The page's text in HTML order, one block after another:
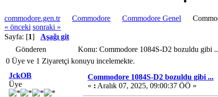
commodore.gen.tr Commodore Commodore Genel
« önceki sonraki »
Sayfa: [1] Aşağı git
Gönderen
Konu: Commodore 1084S-D2 bozuldu gibi
0 Üye ve 1 Ziyaretçi konuyu incelemekte.
JckOB
Üye
Commodore 1084S-D2 bozuldu gibi ...
« : Aralık 07, 2025, 09:00:37 ÖÖ »